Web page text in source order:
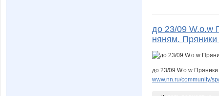
до 23/09 W.о.w
няням. Пряники
до 23/09 W.о.w
www.nn.ru/community/